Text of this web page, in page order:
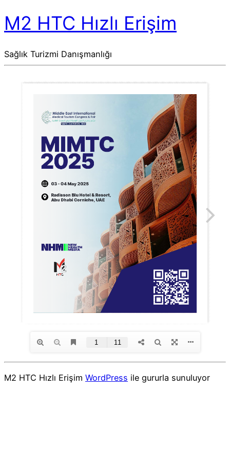
M2 HTC Hızlı Erişim
Sağlık Turizmi Danışmanlığı
M2 HTC Hızlı Erişim WordPress ile gururla sunuluyor